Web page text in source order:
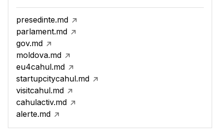
presedinte.md
parlament.md
gov.md
moldova.md
eu4cahul.md
startupcitycahul.md
visitcahul.md
cahulactiv.md
alerte.md